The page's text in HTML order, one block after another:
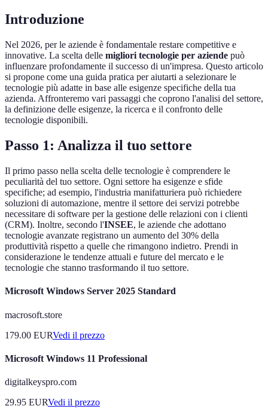
Introduzione
Nel 2026, per le aziende è fondamentale restare competitive e
innovative. La scelta delle migliori tecnologie per aziende può
influenzare profondamente il successo di un'impresa. Questo articolo
si propone come una guida pratica per aiutarti a selezionare le
tecnologie più adatte in base alle esigenze specifiche della tua
azienda. Affronteremo vari passaggi che coprono l'analisi del settore,
la definizione delle esigenze, la ricerca e il confronto delle
tecnologie disponibili.
Passo 1: Analizza il tuo settore
Il primo passo nella scelta delle tecnologie è comprendere le
peculiarità del tuo settore. Ogni settore ha esigenze e sfide
specifiche; ad esempio, l'industria manifatturiera può richiedere
soluzioni di automazione, mentre il settore dei servizi potrebbe
necessitare di software per la gestione delle relazioni con i clienti
(CRM). Inoltre, secondo l'INSEE, le aziende che adottano
tecnologie avanzate registrano un aumento del 30% della
produttività rispetto a quelle che rimangono indietro. Prendi in
considerazione le tendenze attuali e future del mercato e le
tecnologie che stanno trasformando il tuo settore.
Microsoft Windows Server 2025 Standard
macrosoft.store
179.00 EURVedi il prezzo
Microsoft Windows 11 Professional
digitalkeyspro.com
29.95 EURVedi il prezzo